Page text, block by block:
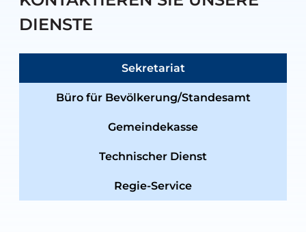
DIENSTE
Sekretariat
Büro für Bevölkerung/Standesamt
Gemeindekasse
Technischer Dienst
Regie-Service